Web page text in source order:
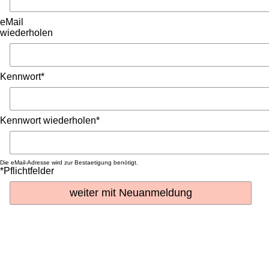
eMail
wiederholen
Kennwort*
Kennwort wiederholen*
Die eMail-Adresse wird zur Bestaetigung benötigt.
*Pflichtfelder